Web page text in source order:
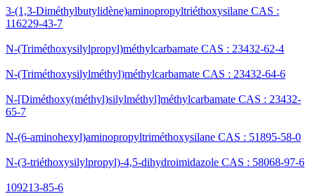
3-(1,3-Diméthylbutylidène)aminopropyltriéthoxysilane CAS :
116229-43-7
N-(Triméthoxysilylpropyl)méthylcarbamate CAS : 23432-62-4
N-(Triméthoxysilylméthyl)méthylcarbamate CAS : 23432-64-6
N-[Diméthoxy(méthyl)silylméthyl]méthylcarbamate CAS : 23432-
65-7
N-(6-aminohexyl)aminopropyltriméthoxysilane CAS : 51895-58-0
N-(3-triéthoxysilylpropyl)-4,5-dihydroimidazole CAS : 58068-97-6
109213-85-6